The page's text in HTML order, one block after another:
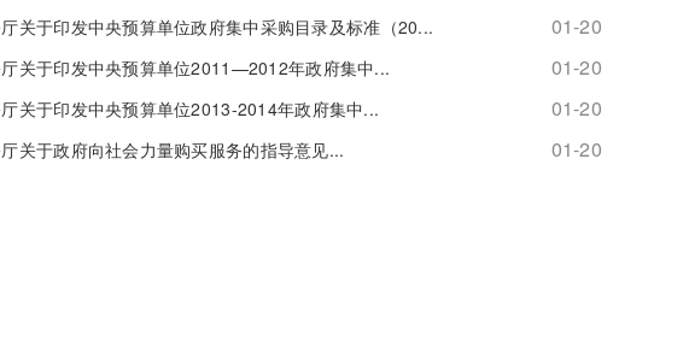
关于印发中央预算单位政府集中采购目录及标准（20... 01-20
关于印发中央预算单位2011—2012年政府集中... 01-20
关于印发中央预算单位2013-2014年政府集中... 01-20
关于政府向社会力量购买服务的指导意见... 01-20